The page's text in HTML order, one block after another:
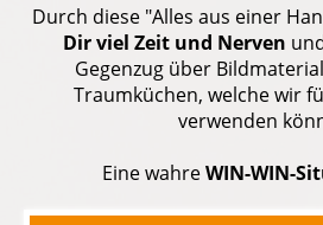
Durch diese "Alles aus einer
Dir viel Zeit und Nerven
Gegenzug über
Traumküchen, welche wir
verwenden
Eine wahreWIN-WIN-